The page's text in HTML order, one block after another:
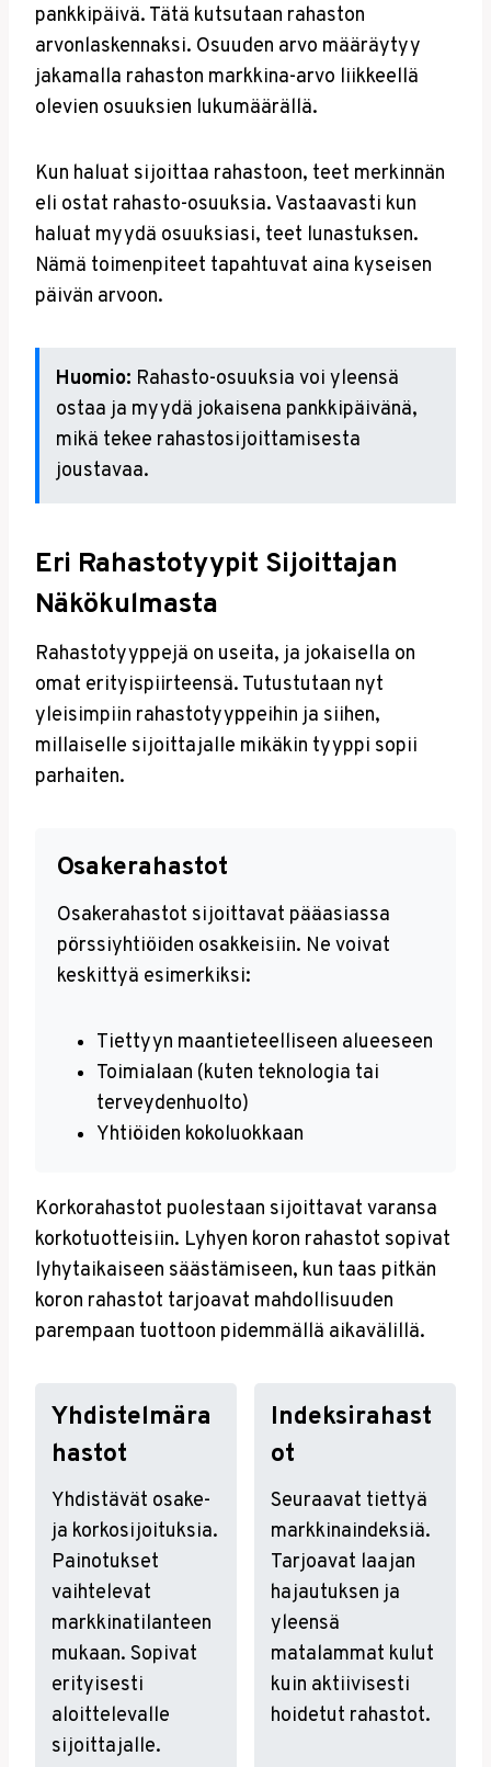
pankkipäivä. Tätä kutsutaan rahaston
arvonlaskennaksi. Osuuden arvo määräytyy
jakamalla rahaston markkina-arvo liikkeellä
olevien osuuksien lukumäärällä.
Kun haluat sijoittaa rahastoon, teet merkinnän
eli ostat rahasto-osuuksia. Vastaavasti kun
haluat myydä osuuksiasi, teet lunastuksen.
Nämä toimenpiteet tapahtuvat aina kyseisen
päivän arvoon.
Huomio: Rahasto-osuuksia voi yleensä
ostaa ja myydä jokaisena pankkipäivänä,
mikä tekee rahastosijoittamisesta
joustavaa.
Eri Rahastotyypit Sijoittajan
Näkökulmasta
Rahastotyyppejä on useita, ja jokaisella on
omat erityispiirteensä. Tutustutaan nyt
yleisimpiin rahastotyyppeihin ja siihen,
millaiselle sijoittajalle mikäkin tyyppi sopii
parhaiten.
Osakerahastot
Osakerahastot sijoittavat pääasiassa
pörssiyhtiöiden osakkeisiin. Ne voivat
keskittyä esimerkiksi:
Tiettyyn maantieteelliseen alueeseen
Toimialaan (kuten teknologia tai
terveydenhuolto)
Yhtiöiden kokoluokkaan
Korkorahastot puolestaan sijoittavat varansa
korkotuotteisiin. Lyhyen koron rahastot sopivat
lyhytaikaiseen säästämiseen, kun taas pitkän
koron rahastot tarjoavat mahdollisuuden
parempaan tuottoon pidemmällä aikavälillä.
Yhdistelmära
Hastot
Yhdistävät osake-
ja korkosijoituksia.
Painotukset
vaihtelevat
markkinatilanteen
mukaan. Sopivat
erityisesti
aloittelevalle
sijoittajalle.
Indeksirahast
Ot
Seuraavat tiettyä
markkinaindeksiä.
Tarjoavat laajan
hajautuksen ja
yleensä
matalammat kulut
kuin aktiivisesti
hoidetut rahastot.